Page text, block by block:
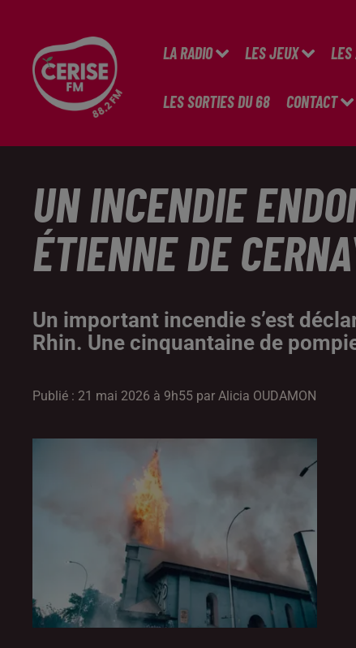
LA RADIO LES JEUX LES
LES SORTIES DU 68 CONTACT
UN INCENDIE
ÉTIENNE DE
Un important incendie s’est
Rhin. Une cinquantaine de
Publié : 21 mai 2026 à 9h55 par Alicia OUDAMON